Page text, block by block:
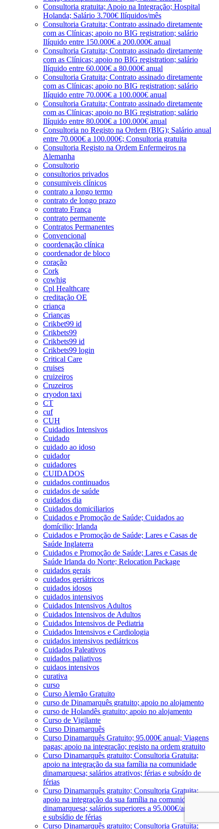
Consultoria gratuita; Apoio na Integração; Hospital
Holanda; Salário 3.700€ Ilíquidos/mês
Consultoria Gratuita; Contrato assinado diretamente
com as Clínicas; apoio no BIG registration; salário
Ilíquido entre 150.000€ a 200.000€ anual
Consultoria Gratuita; Contrato assinado diretamente
com as Clínicas; apoio no BIG registration; salário
Ilíquido entre 60.000€ a 80.000€ anual
Consultoria Gratuita; Contrato assinado diretamente
com as Clínicas; apoio no BIG registration; salário
Ilíquido entre 70.000€ a 100.000€ anual
Consultoria Gratuita; Contrato assinado diretamente
com as Clínicas; apoio no BIG registration; salário
Ilíquido entre 80.000€ a 100.000€ anual
Consultoria no Registo na Ordem (BIG); Salário anual
entre 70.000€ a 100.000€; Consultoria gratuita
Consultoria Registo na Ordem Enfermeiros na
Alemanha
Consultorio
consultorios privados
consumiveis clínicos
contrato a longo termo
contrato de longo prazo
contrato França
contrato permanente
Contratos Permanentes
Convencional
coordenação clínica
coordenador de bloco
coração
Cork
cowhig
Cpl Healthcare
creditação OE
criança
Crianças
Crikbet99 id
Crikbets99
Crikbets99 id
Crikbets99 login
Critical Care
cruises
cruizeiros
Cruzeiros
cryodon taxi
CT
cuf
CUH
Cuidadios Intensivos
Cuidado
cuidado ao idoso
cuidador
cuidadores
CUIDADOS
cuidados continuados
cuidados de saúde
cuidados dia
Cuidados domiciliarios
Cuidados e Promoção de Saúde; Cuidados ao
domícilio; Irlanda
Cuidados e Promoção de Saúde; Lares e Casas de
Saúde Inglaterra
Cuidados e Promoção de Saúde; Lares e Casas de
Saúde Irlanda do Norte; Relocation Package
cuidados gerais
cuidados geriátricos
cuidados idosos
cuidados intensivos
Cuidados Intensivos Adultos
Cuidados Intensivos de Adultos
Cuidados Intensivos de Pediatria
Cuidados Intensivos e Cardiologia
cuidados intensivos pediátricos
Cuidados Paleativos
cuidados paliativos
cuidaos intensivos
curativa
curso
Curso Alemão Gratuito
curso de Dinamarquês gratuito; apoio no alojamento
curso de Holandês gratuito; apoio no alojamento
Curso de Vigilante
Curso Dinamarquês
Curso Dinamarquês Gratuito; 95.000€ anual; Viagens
pagas; apoio na integração; registo na ordem gratuito
Curso Dinamarquês gratuito; Consultoria Gratuita;
apoio na integração da sua família na comunidade
dinamarquesa; salários atrativos; férias e subsído de
férias
Curso Dinamarquês gratuito; Consultoria Gratuita;
apoio na integração da sua família na comunidade
dinamarquesa; salários superiores a 95.000€/ano; férias
e subsídio de férias
Curso Dinamarquês gratuito; Consultoria Gratuita;